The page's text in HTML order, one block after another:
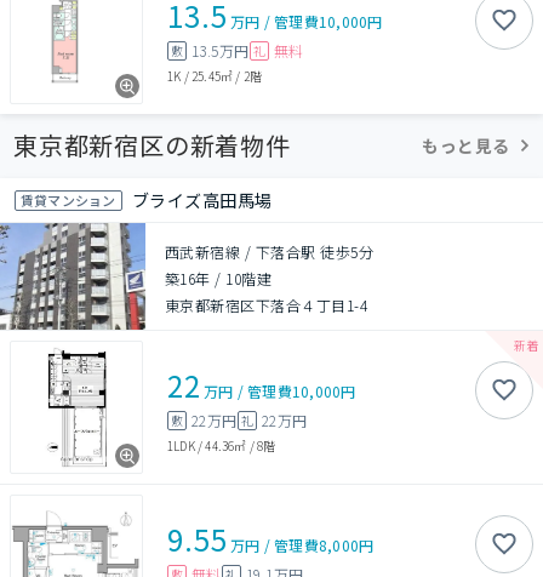
13.5 万円 /管理費10,000円
敷 13.5万円 礼 無料
1K / 25.45㎡ / 2階
東京都新宿区の新着物件 もっと見る
賃貸マンション ブライズ高田馬場
西武新宿線 / 下落合駅 徒歩5分
築16年 / 10階建
東京都新宿区下落合４丁目1-4
22 万円 /管理費10,000円
敷 22万円 礼 22万円
1LDK/44.36㎡ /8階
9.55 万円 /管理費8,000円
敷 礼